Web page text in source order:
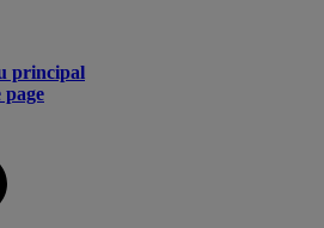
principal
page